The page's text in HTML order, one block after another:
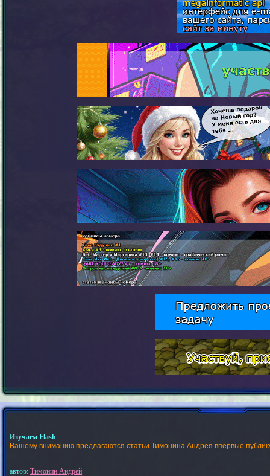
Изучаем Flash
Вашему вниманию предлагаются статьи Тимонина Андрея впервые
автор: Тимонин Андрей